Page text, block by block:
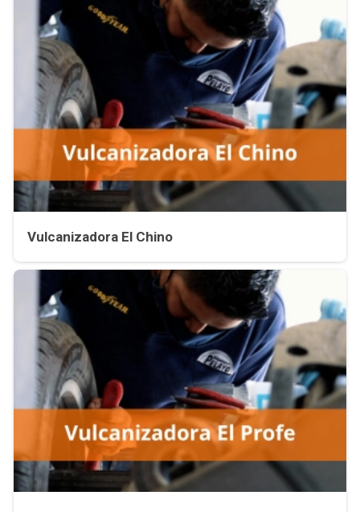
Vulcanizadora El Chino